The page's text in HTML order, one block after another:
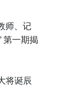
师、记
第一期揭
将诞辰